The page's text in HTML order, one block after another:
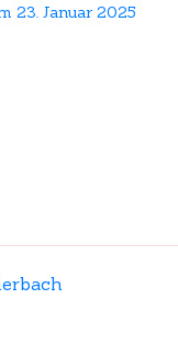
23. Januar 2025